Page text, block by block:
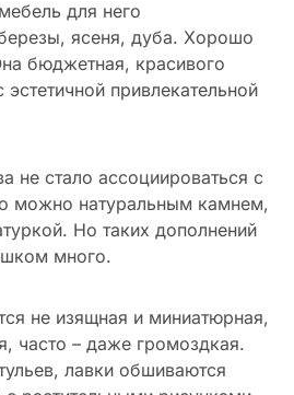
для него
березы, ясеня, дуба. Хорошо
бюджетная, красивого
эстетичной привлекательной
не стало ассоциироваться с
можно натуральным камнем,
Но таких дополнений
много.
не изящная и миниатюрная,
часто – даже громоздкая.
лавки обшиваются